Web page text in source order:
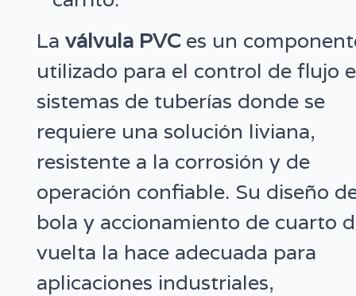
Laválvula PVC es un
utilizado para el control de flujo
sistemas de tuberías donde se
requiere una solución liviana,
resistente a la corrosión y de
operación confiable. Su diseño
bola y accionamiento de cuarto
vuelta la hace adecuada para
aplicaciones industriales,